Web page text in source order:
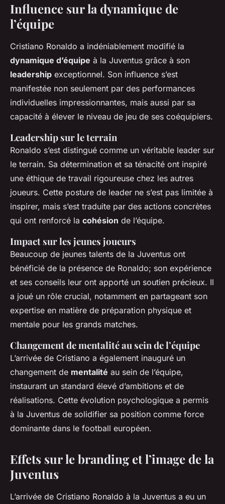
Influence sur la dynamique de
l’équipe
Cristiano Ronaldo a indéniablement modifié la
dynamique d’équipe à la Juventus grâce à son
leadership exceptionnel. Son influence s’est
manifestée non seulement par des performances
individuelles impressionnantes, mais aussi par sa
capacité à élever le niveau de jeu de ses coéquipiers.
Leadership sur le terrain
Ronaldo s’est distingué comme un véritable leader sur
le terrain. Sa détermination et sa ténacité ont inspiré
une éthique de travail rigoureuse chez les autres
joueurs. Cette posture de leader ne s’est pas limitée à
inspirer, mais s’est traduite par des actions concrètes
qui ont renforcé la cohésion de l’équipe.
Impact sur les jeunes joueurs
Beaucoup de jeunes talents de la Juventus ont
bénéficié de la présence de Ronaldo; son expérience
et ses conseils leur ont apporté un soutien précieux. Il
a joué un rôle crucial, notamment en partageant son
expertise en matière de préparation physique et
mentale pour les grands matches.
Changement de mentalité au sein de l’équipe
L’arrivée de Cristiano a également inauguré un
changement de mentalité au sein de l’équipe,
instaurant un standard élevé d’ambitions et de
réalisations. Cette évolution psychologique a permis
à la Juventus de solidifier sa position comme force
dominante dans le football européen.
Effets sur le branding et l’image de la
Juventus
L’arrivée de Cristiano Ronaldo à la Juventus a eu un